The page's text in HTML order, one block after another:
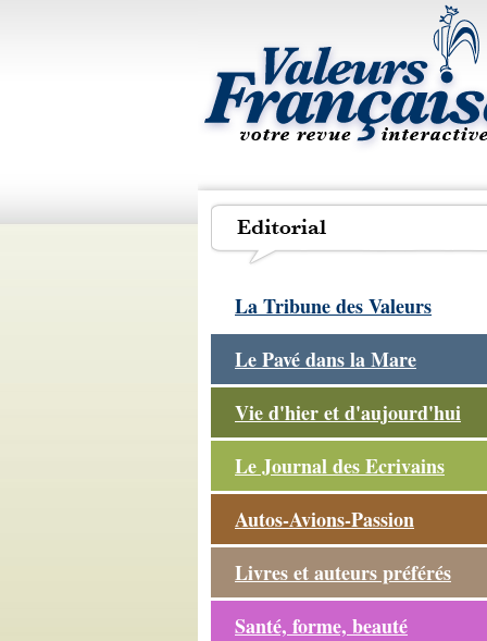
La Tribune des Valeurs
Le Pavé dans la Mare
Vie d'hier et d'aujourd'hui
Le Journal des Ecrivains
Autos-Avions-Passion
Livres et auteurs préférés
Santé, forme, beauté